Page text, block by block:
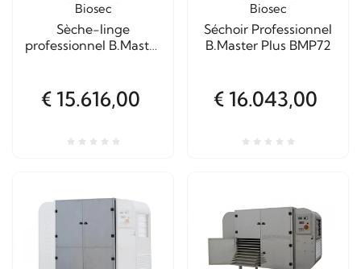
Biosec
Sèche-linge
professionnel B.Master
€ 15.616,00
Biosec
Séchoir Professionnel
B.Master Plus BMP72
€ 16.043,00